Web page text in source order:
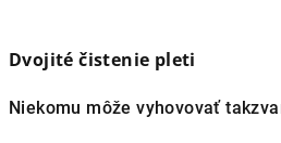
Dvojité čistenie pleti
Niekomu môže vyhovovať